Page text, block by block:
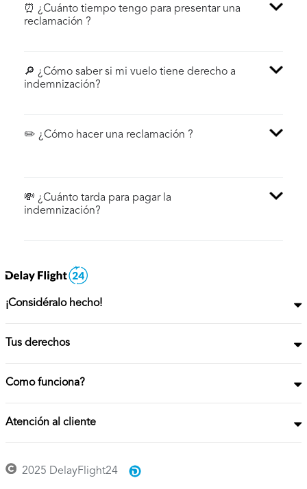
⏰ ¿Cuánto tiempo tengo para presentar una
reclamación ?
🔎 ¿Cómo saber si mi vuelo tiene derecho a
indemnización?
✏️ ¿Cómo hacer una reclamación ?
💸 ¿Cuánto tarda para pagar la
indemnización?
¡Considéralo hecho!
Tus derechos
Como funciona?
Atención al cliente
2025 DelayFlight24